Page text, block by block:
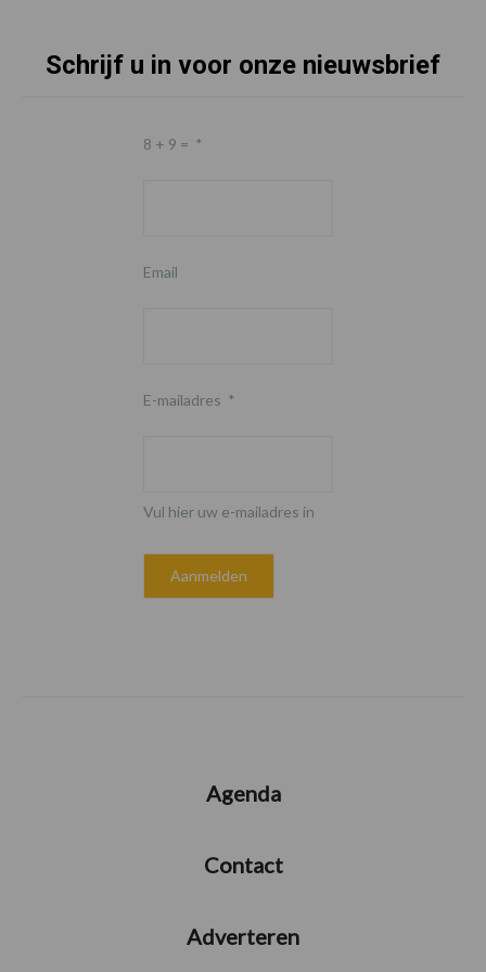
Schrijf u in voor onze nieuwsbrief
8 + 9 = *
Email
E-mailadres *
Vul hier uw e-mailadres in
Agenda
Contact
Adverteren